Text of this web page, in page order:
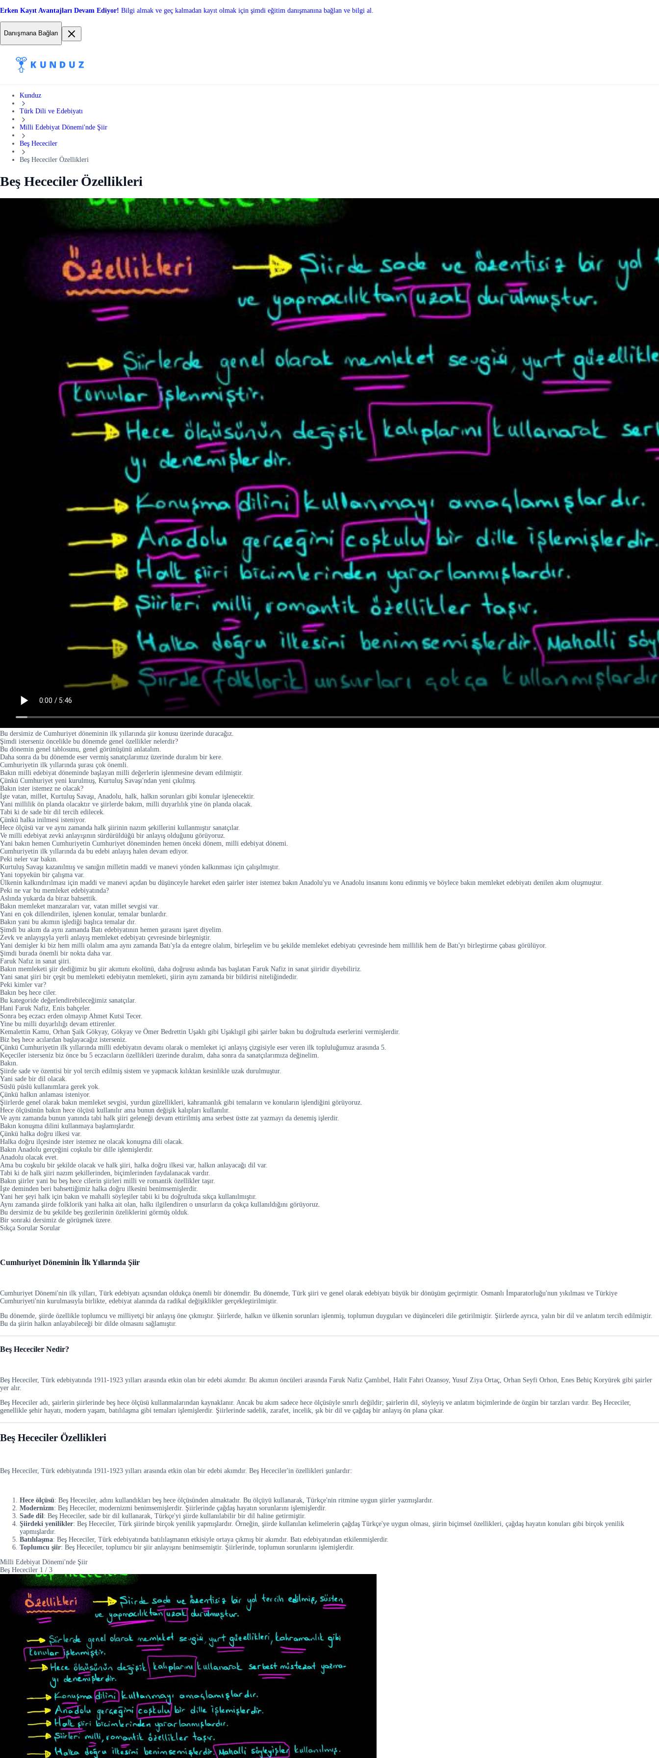
Erken Kayıt Avantajları Devam Ediyor! Bilgi almak ve geç kalmadan kayıt olmak için şimdi eğitim danışmanına bağlan ve bilgi al.
Danışmana Bağlan
Kunduz
Türk Dili ve Edebiyatı
Milli Edebiyat Dönemi'nde Şiir
Beş Hececiler
Beş Hececiler Özellikleri
Beş Hececiler Özellikleri
Bu dersimiz de Cumhuriyet döneminin ilk yıllarında şiir konusu üzerinde duracağız.
Şimdi isterseniz öncelikle bu dönemde genel özellikler nelerdir?
Bu dönemin genel tablosunu, genel görünüşünü anlatalım.
Daha sonra da bu dönemde eser vermiş sanatçılarımız üzerinde duralım bir kere.
Cumhuriyetin ilk yıllarında şurası çok önemli.
Bakın milli edebiyat döneminde başlayan milli değerlerin işlenmesine devam edilmiştir.
Çünkü Cumhuriyet yeni kurulmuş, Kurtuluş Savaşı'ndan yeni çıkılmış.
Bakın ister istemez ne olacak?
İşte vatan, millet, Kurtuluş Savaşı, Anadolu, halk, halkın sorunları gibi konular işlenecektir.
Yani millilik ön planda olacaktır ve şiirlerde bakım, milli duyarlılık yine ön planda olacak.
Tabi ki de sade bir dil tercih edilecek.
Çünkü halka inilmesi isteniyor.
Hece ölçüsü var ve aynı zamanda halk şiirinin nazım şekillerini kullanmıştır sanatçılar.
Ve milli edebiyat zevki anlayışının sürdürüldüğü bir anlayış olduğunu görüyoruz.
Yani bakın hemen Cumhuriyetin Cumhuriyet döneminden hemen önceki dönem, milli edebiyat dönemi.
Cumhuriyetin ilk yıllarında da bu edebi anlayış halen devam ediyor.
Peki neler var bakın.
Kurtuluş Savaşı kazanılmış ve sanığın milletin maddi ve manevi yönden kalkınması için çalışılmıştır.
Yani topyekün bir çalışma var.
Ülkenin kalkındırılması için maddi ve manevi açıdan bu düşünceyle hareket eden şairler ister istemez bakın Anadolu'yu ve Anadolu insanını konu edinmiş ve böylece bakın memleket edebiyatı denilen akım oluşmuştur.
Peki ne var bu memleket edebiyatında?
Aslında yukarda da biraz bahsettik.
Bakın memleket manzaraları var, vatan millet sevgisi var.
Yani en çok dillendirilen, işlenen konular, temalar bunlardır.
Bakın yani bu akımın işlediği başlıca temalar dır.
Şimdi bu akım da aynı zamanda Batı edebiyatının hemen şurasını işaret diyelim.
Zevk ve anlayışıyla yerli anlayış memleket edebiyatı çevresinde birleşmiştir.
Yani demişler ki biz hem milli olalım ama aynı zamanda Batı'yla da entegre olalım, birleşelim ve bu şekilde memleket edebiyatı çevresinde hem millilik hem de Batı'yı birleştirme çabası görülüyor.
Şimdi burada önemli bir nokta daha var.
Faruk Nafız in sanat şiiri.
Bakın memleketi şiir dediğimiz bu şiir akımını ekolünü, daha doğrusu aslında bas başlatan Faruk Nafiz in sanat şiiridir diyebiliriz.
Yani sanat şiiri bir çeşit bu memleketi edebiyatın memleketi, şiirin aynı zamanda bir bildirisi niteliğindedir.
Peki kimler var?
Bakın beş hece ciler.
Bu kategoride değerlendirebileceğimiz sanatçılar.
Hani Faruk Nafiz, Enis bahçeler.
Sonra beş eczacı erden olmayıp Ahmet Kutsi Tecer.
Yine bu milli duyarlılığı devam ettirenler.
Kemalettin Kamu, Orhan Şaik Gökyay, Gökyay ve Ömer Bedrettin Uşaklı gibi Uşaklıgil gibi şairler bakın bu doğrultuda eserlerini vermişlerdir.
Biz beş hece acılardan başlayacağız isterseniz.
Çünkü Cumhuriyetin ilk yıllarında milli edebiyatın devamı olarak o memleket içi anlayış çizgisiyle eser veren ilk topluluğumuz arasında 5.
Keçeciler isterseniz biz önce bu 5 eczacıların özellikleri üzerinde duralım, daha sonra da sanatçılarımıza değinelim.
Bakın.
Şiirde sade ve özentisi bir yol tercih edilmiş sistem ve yapmacık kılıktan kesinlikle uzak durulmuştur.
Yani sade bir dil olacak.
Süslü püslü kullanımlara gerek yok.
Çünkü halkın anlaması isteniyor.
Şiirlerde genel olarak bakın memleket sevgisi, yurdun güzellikleri, kahramanlık gibi temaların ve konuların işlendiğini görüyoruz.
Hece ölçüsünün bakın hece ölçüsü kullanılır ama bunun değişik kalıpları kullanılır.
Ve aynı zamanda bunun yanında tabi halk şiiri geleneği devam ettirilmiş ama serbest üstte zat yazmayı da denemiş işlerdir.
Bakın konuşma dilini kullanmaya başlamışlardır.
Çünkü halka doğru ilkesi var.
Halka doğru ilçesinde ister istemez ne olacak konuşma dili olacak.
Bakın Anadolu gerçeğini coşkulu bir dille işlemişlerdir.
Anadolu olacak evet.
Ama bu coşkulu bir şekilde olacak ve halk şiiri, halka doğru ilkesi var, halkın anlayacağı dil var.
Tabi ki de halk şiiri nazım şekillerinden, biçimlerinden faydalanacak vardır.
Bakın şiirler yani bu beş hece cilerin şiirleri milli ve romantik özellikler taşır.
İşte deminden beri bahsettiğimiz halka doğru ilkesini benimsemişlerdir.
Yani her şeyi halk için bakın ve mahalli söyleşiler tabii ki bu doğrultuda sıkça kullanılmıştır.
Aynı zamanda şiirde folklorik yani halka ait olan, halkı ilgilendiren o unsurların da çokça kullanıldığını görüyoruz.
Bu dersimiz de bu şekilde beş gezilerinin özeliklerini görmüş olduk.
Bir sonraki dersimiz de görüşmek üzere.
Sıkça Sorular Sorular
Cumhuriyet Döneminin İlk Yıllarında Şiir
Cumhuriyet Dönemi'nin ilk yılları, Türk edebiyatı açısından oldukça önemli bir dönemdir. Bu dönemde, Türk şiiri ve genel olarak edebiyatı büyük bir dönüşüm geçirmiştir. Osmanlı İmparatorluğu'nun yıkılması ve Türkiye
Cumhuriyeti'nin kurulmasıyla birlikte, edebiyat alanında da radikal değişiklikler gerçekleştirilmiştir.
Bu dönemde, şiirde özellikle toplumcu ve milliyetçi bir anlayış öne çıkmıştır. Şiirlerde, halkın ve ülkenin sorunları işlenmiş, toplumun duyguları ve düşünceleri dile getirilmiştir. Şiirlerde ayrıca, yalın bir dil ve anlatım tercih edilmiştir.
Bu da şiirin halkın anlayabileceği bir dilde olmasını sağlamıştır.
Beş Hececiler Nedir?
Beş Hececiler, Türk edebiyatında 1911-1923 yılları arasında etkin olan bir edebi akımdır. Bu akımın öncüleri arasında Faruk Nafiz Çamlıbel, Halit Fahri Ozansoy, Yusuf Ziya Ortaç, Orhan Seyfi Orhon, Enes Behiç Koryürek gibi şairler
yer alır.
Beş Hececiler adı, şairlerin şiirlerinde beş hece ölçüsü kullanmalarından kaynaklanır. Ancak bu akım sadece hece ölçüsüyle sınırlı değildir; şairlerin dil, söyleyiş ve anlatım biçimlerinde de özgün bir tarzları vardır. Beş Hececiler,
genellikle şehir hayatı, modern yaşam, batılılaşma gibi temaları işlemişlerdir. Şiirlerinde sadelik, zarafet, incelik, şık bir dil ve çağdaş bir anlayış ön plana çıkar.
Beş Hececiler Özellikleri
Beş Hececiler, Türk edebiyatında 1911-1923 yılları arasında etkin olan bir edebi akımdır. Beş Hececiler'in özellikleri şunlardır:
Hece ölçüsü: Beş Hececiler, adını kullandıkları beş hece ölçüsünden almaktadır. Bu ölçüyü kullanarak, Türkçe'nin ritmine uygun şiirler yazmışlardır.
Modernizm: Beş Hececiler, modernizmi benimsemişlerdir. Şiirlerinde çağdaş hayatın sorunlarını işlemişlerdir.
Sade dil: Beş Hececiler, sade bir dil kullanarak, Türkçe'yi şiirde kullanılabilir bir dil haline getirmiştir.
Şiirdeki yenilikler: Beş Hececiler, Türk şiirinde birçok yenilik yapmışlardır. Örneğin, şiirde kullanılan kelimelerin çağdaş Türkçe'ye uygun olması, şiirin biçimsel özellikleri, çağdaş hayatın konuları gibi birçok yenilik
yapmışlardır.
Batılılaşma: Beş Hececiler, Türk edebiyatında batılılaşmanın etkisiyle ortaya çıkmış bir akımdır. Batı edebiyatından etkilenmişlerdir.
Toplumcu şiir: Beş Hececiler, toplumcu bir şiir anlayışını benimsemiştir. Şiirlerinde, toplumun sorunlarını işlemişlerdir.
Milli Edebiyat Dönemi'nde Şiir
Beş Hececiler 1 / 3